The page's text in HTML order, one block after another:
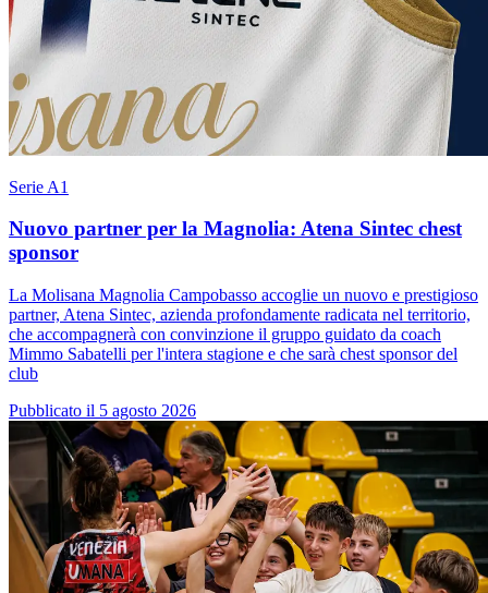
Serie A1
Nuovo partner per la Magnolia: Atena Sintec chest
sponsor
La Molisana Magnolia Campobasso accoglie un nuovo e prestigioso
partner, Atena Sintec, azienda profondamente radicata nel territorio,
che accompagnerà con convinzione il gruppo guidato da coach
Mimmo Sabatelli per l'intera stagione e che sarà chest sponsor del
club
Pubblicato il 5 agosto 2026